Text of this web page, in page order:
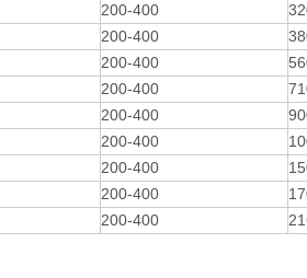
200-400
200-400
200-400
200-400
200-400
200-400
200-400
200-400
200-400